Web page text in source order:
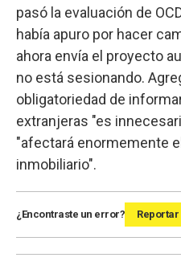
pasó la evaluación de
había apuro por hacer
ahora envía el proyecto
no está sesionando.
obligatoriedad de
extranjeras "es
"afectará enormemente
inmobiliario".
¿Encontraste un error? Reportar